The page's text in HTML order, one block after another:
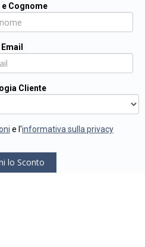
e Cognome
Email
Cliente
e l'informativa sulla privacy
lo Sconto